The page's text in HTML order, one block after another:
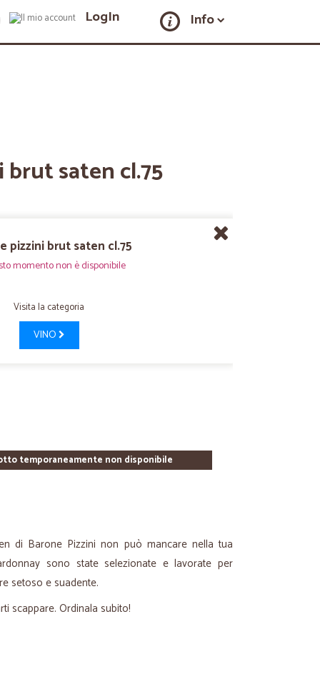
LogIn Info
brut saten cl.75
pizzini brut saten cl.75
momento non è disponibile
Visita la categoria
VINO
temporaneamente non disponibile
di Barone Pizzini non può mancare nella tua
sono state selezionate e lavorate per
setoso e suadente.
scappare. Ordinala subito!